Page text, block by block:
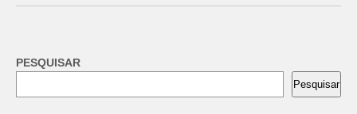
PESQUISAR
Pesquisar